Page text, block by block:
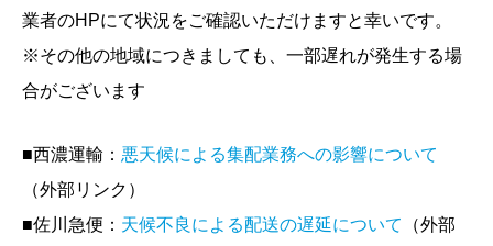
業者のHPにて状況をご確認いただけますと幸いです。
※その他の地域につきましても、一部遅れが発生する場
合がございます
■西濃運輸： 悪天候による集配業務への影響について
（外部リンク）
■佐川急便： 天候不良による配送の遅延について
（外部